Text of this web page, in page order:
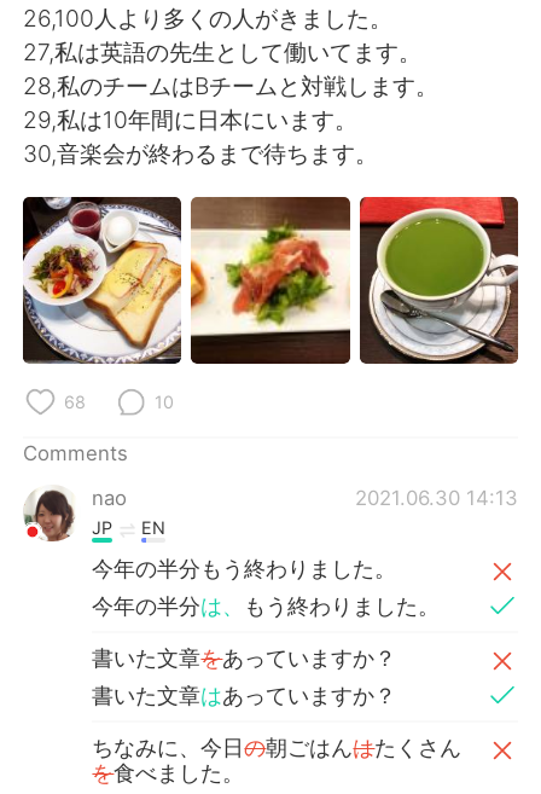
26,100人より多くの人がきました。
27,私は英語の先生として働いてます。
28,私のチームはBチームと対戦します。
29,私は10年間に日本にいます。
30,音楽会が終わるまで待ちます。
68 10
Comments
nao
2021.06.30 14:13
JP EN
今年の半分もう終わりました。
今年の半分は、 もう終わりました。
書いた文章をあっていますか？
書いた文章はあっていますか？
ちなみに、今日の朝ごはんはたくさん
を食べました。